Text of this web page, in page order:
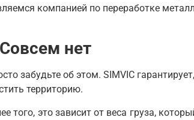
компанией по переработке
нет
забудьте об этом. SIMVIC
территорию.
того, это зависит от веса груза,